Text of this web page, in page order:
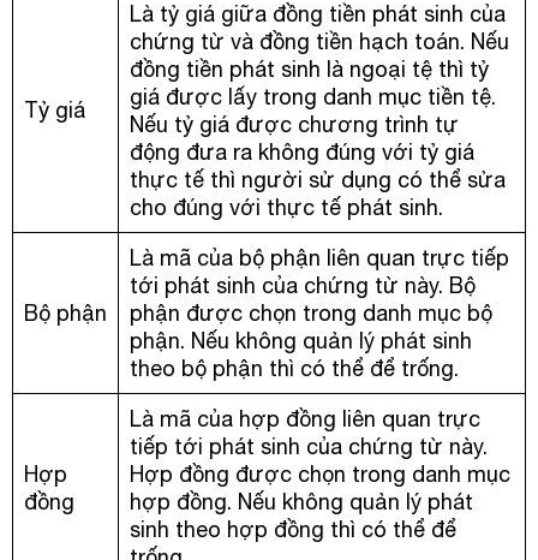
Tỷ giá
Là tỷ giá giữa đồng tiền phát sinh của
chứng từ và đồng tiền hạch toán. Nếu
đồng tiền phát sinh là ngoại tệ thì tỷ
giá được lấy trong danh mục tiền tệ.
Nếu tỷ giá được chương trình tự
động đưa ra không đúng với tỷ giá
thực tế thì người sử dụng có thể sửa
cho đúng với thực tế phát sinh.
Bộ phận
Là mã của bộ phận liên quan trực tiếp
tới phát sinh của chứng từ này. Bộ
phận được chọn trong danh mục bộ
phận. Nếu không quản lý phát sinh
theo bộ phận thì có thể để trống.
Hợp
đồng
Là mã của hợp đồng liên quan trực
tiếp tới phát sinh của chứng từ này.
Hợp đồng được chọn trong danh mục
hợp đồng. Nếu không quản lý phát
sinh theo hợp đồng thì có thể để